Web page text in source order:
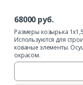
68000 руб.
Размеры козырька
Используются для
кованые элементы.
окрасом.